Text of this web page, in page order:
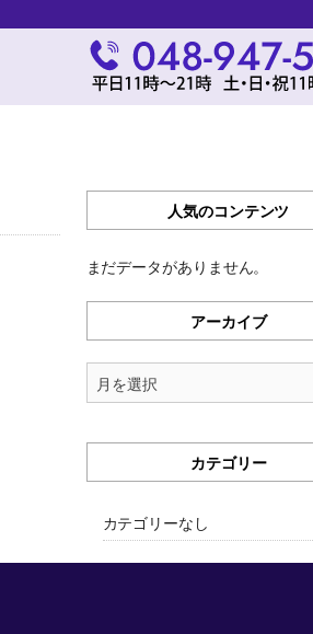
人気のコンテンツ
まだデータがありません。
アーカイブ
ア
ー
ブ
カテゴリー
カテゴリーなし